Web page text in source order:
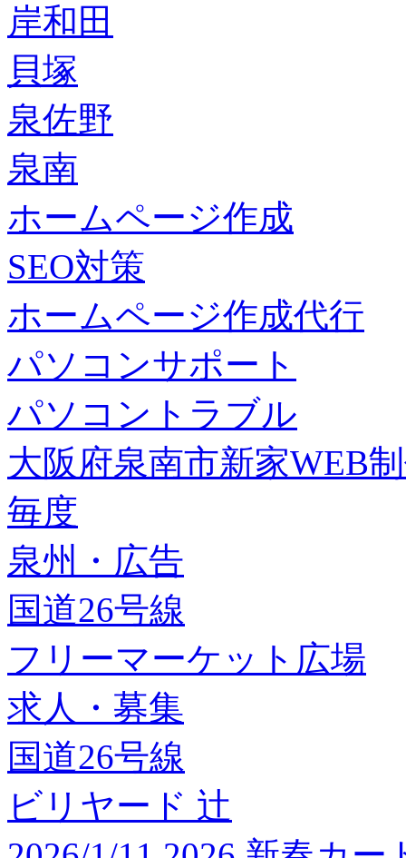
岸和田
貝塚
泉佐野
泉南
ホームページ作成
SEO対策
ホームページ作成代行
パソコンサポート
パソコントラブル
大阪府泉南市新家WEB
毎度
泉州・広告
国道26号線
フリーマーケット広場
求人・募集
国道26号線
ビリヤード 辻